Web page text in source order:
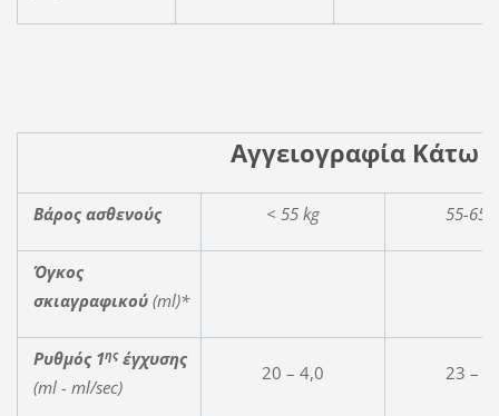
Αγγειογραφία Κάτω
Βάρος ασθενούς < 55 kg 55-65
Όγκος
σκιαγραφικού (ml)*
Ρυθμός 1ηςέγχυσης
(ml- ml/sec)
20 – 4,0 23 –